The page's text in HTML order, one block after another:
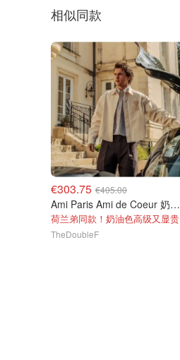
相似同款
€303.75 €405.00
Ami Paris Ami de Coeur 奶油色衬衫
荷兰弟同款！奶油色高级又显贵
TheDoubleF